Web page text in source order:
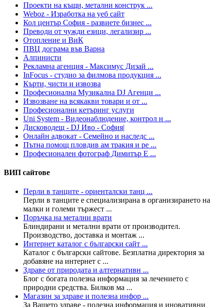
Проекти на къщи, метални конструк ...
Weboz - Изработка на уеб сайт
Кол център София - развиете бизнес ...
Преводи от чужди езици, легализир ...
Отопление и ВиК
ПВЦ дограма във Варна
Алпинисти
Рекламна агенция - Максимус Дизай ...
InFocus - студио за филмова продукция ...
Кърти, чисти и извозва
Професионална Музикална DJ Агенци ...
Извозване на всякакви товари и от ...
Професионални кетъринг услуги
Uni System - Видеонаблюдение, контрол н ...
Дисководещ - DJ Иво - София|
Онлайн адвокат - Семейно и наследс ...
Пътна помощ пловдив ам тракия и ре ...
Професионален фотограф Димитър Е ...
ВИП сайтове
Перли в танците - ориенталски танц ...
Перли в танците е специализирана в организирането на
малки и големи тържест ...
Поръчка на метални врати
Блиндирани и метални врати от производител.
Производство, доставка и монтаж ...
Интернет каталог с български сайт ...
Каталог с български сайтове. Безплатна директория за
добавяне на интернет с ...
Здраве от природата и алтернативн ...
Блог с богата полезна информация за лечението с
природни средства. Билков ма ...
Магазин за здраве и полезна инфор ...
За Вашето здраве - полезна информация и иновативни